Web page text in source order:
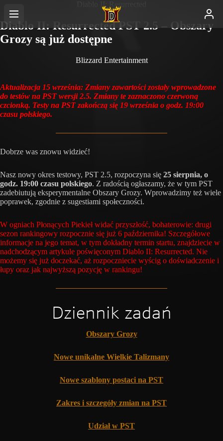
Diablo II: Resurrected
Diablo II: Resurrected PST 2.5 – Obszary
Grozy są już dostępne
Blizzard Entertainment
Aktualizacja 15 września: Zmiany zawartości zostały wprowadzone
do testów na PST wersji 2.5. Zmiany te zaznaczono czerwoną
czcionką. Testy na PST zakończą się 19 września o godz. 19:00
czasu polskiego.
Dobrze was znowu widzieć!
Nasz nowy okres testowy, PST 2.5, rozpoczyna się 25 sierpnia, o
godz. 19:00 czasu polskiego. Z radością ogłaszamy, że w tym PST
zadebiutują eksperymentalne Obszary Grozy. Wprowadzimy też wiele
poprawek, zgodnie z sugestiami społeczności.
W ogniach Płonących Piekieł widać przyszłość, bohaterowie: drugi
sezon rankingowy rozpocznie się już 6 października! Szczegółowe
informacje na jego temat, w tym dokładny termin startu, znajdziecie w
nadchodzącym artykule poświęconym Diablo II: Resurrected. Nie
możemy się już doczekać, aż rozpoczniecie wyścig o doświadczenie i
łupy oraz jak najwyższą pozycję w rankingu!
Dziennik zadań
Obszary Grozy
Nowe unikalne Wielkie Talizmany
Nowe szablony postaci na PST
Zakres i szczegóły zmian na PST
Udział w PST